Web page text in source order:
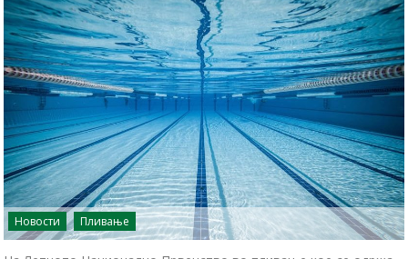
Новости Пливање